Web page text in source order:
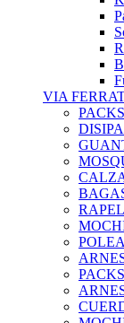
VIA
RAPEL